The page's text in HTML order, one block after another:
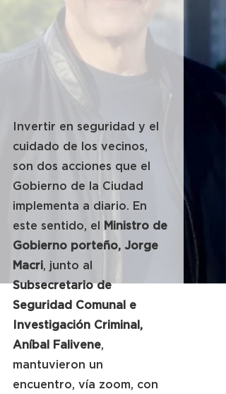
Invertir en seguridad y el
cuidado de los vecinos,
son dos acciones que el
Gobierno de la Ciudad
implementa a diario. En
este sentido, el
Ministro de
Gobierno porteño, Jorge
Macri, junto al
Subsecretario de
Seguridad Comunal e
Investigación Criminal,
Aníbal Falivene,
mantuvieron un
encuentro, vía zoom, con